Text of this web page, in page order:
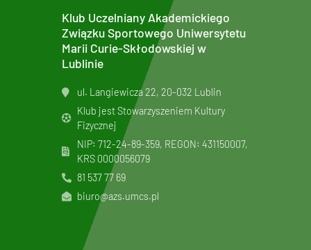
Klub Uczelniany Akademickiego
Związku Sportowego Uniwersytetu
Marii Curie-Skłodowskiej w
Lublinie
ul. Langiewicza 22, 20-032 Lublin
Klub jest Stowarzyszeniem Kultury
Fizycznej
NIP: 712-24-89-359, REGON: 431150007,
KRS 0000056079
81 537 77 69
biuro@azs.umcs.pl